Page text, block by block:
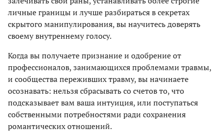
личные границы и лучше разбираться в секретах
скрытого манипулирования, вы научитесь доверять
своему внутреннему голосу.
Когда вы получаете признание и одобрение от
профессионалов, занимающихся проблемами травмы,
и сообщества переживших травму, вы начинаете
осознавать: нельзя сбрасывать со счетов то, что
подсказывает вам ваша интуиция, или поступаться
собственными потребностями ради сохранения
романтических отношений.